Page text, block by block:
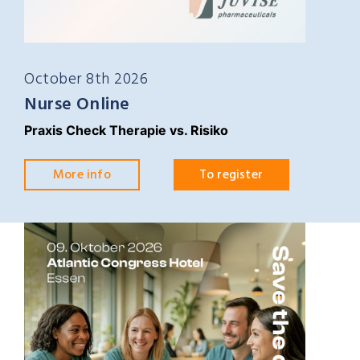
October 8th 2026
Nurse Online
Praxis Check Therapie vs. Risiko
More info To register